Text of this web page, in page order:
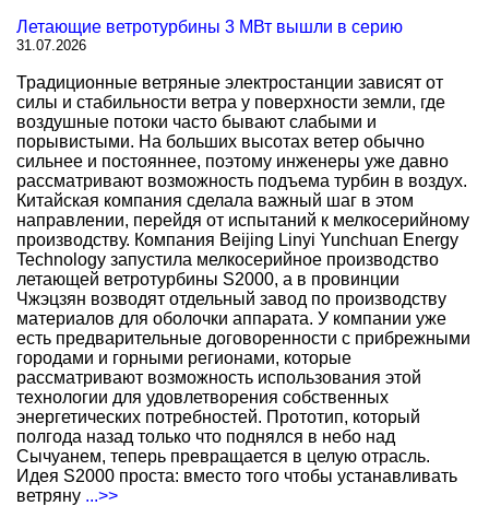
Летающие ветротурбины 3 МВт вышли в серию
31.07.2026
Традиционные ветряные электростанции зависят от
силы и стабильности ветра у поверхности земли, где
воздушные потоки часто бывают слабыми и
порывистыми. На больших высотах ветер обычно
сильнее и постояннее, поэтому инженеры уже давно
рассматривают возможность подъема турбин в воздух.
Китайская компания сделала важный шаг в этом
направлении, перейдя от испытаний к мелкосерийному
производству. Компания Beijing Linyi Yunchuan Energy
Technology запустила мелкосерийное производство
летающей ветротурбины S2000, а в провинции
Чжэцзян возводят отдельный завод по производству
материалов для оболочки аппарата. У компании уже
есть предварительные договоренности с прибрежными
городами и горными регионами, которые
рассматривают возможность использования этой
технологии для удовлетворения собственных
энергетических потребностей. Прототип, который
полгода назад только что поднялся в небо над
Сычуанем, теперь превращается в целую отрасль.
Идея S2000 проста: вместо того чтобы устанавливать
ветряну ...>>